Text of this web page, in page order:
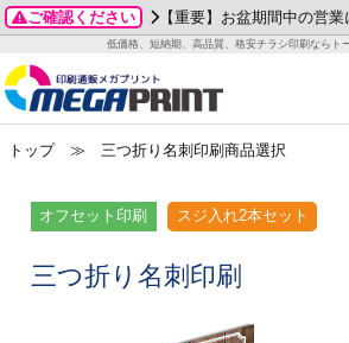
ご確認ください 【重要】お盆期間中の営
低価格、短納期、高品質、格安チラシ印刷ならト
商品一覧
グッズ
ステッカー
ックカード印刷
ご利用ガイド
お客様へ
いて
ついて
方法
刷
カード印刷
ード印刷
ックカード名刺
データ作成ガイド
成前に
ガイド
イド
加工指示ガイド
テンプレート
ード印刷
名刺印刷
名刺印刷
ックカード
一覧
わせ
質問FAQ
り
2026年 8月
月
火 水 木 金
土
1
11 12 13 14
15
24
25 26 27 28
トップ≫ 三つ折り名刺印刷商品選択
オフセット印刷 スジ入れ2本セット
三つ折り名刺印刷